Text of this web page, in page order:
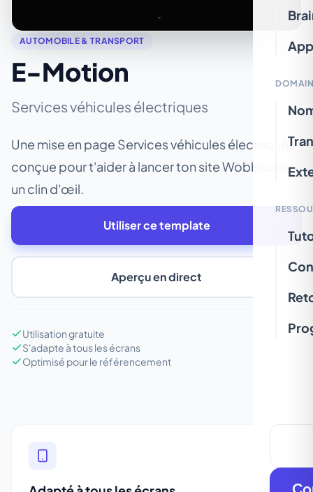
AUTOMOBILE & TRANSPORT
E-Motion
Services véhicules électriques
Une mise en page Services véhicules électriques
conçue pour t'aider à lancer ton site Wobbio en
un clin d'œil.
Utiliser ce template
Aperçu en direct
Utilisation gratuite
S'adapte à tous les écrans
Optimisé pour le référencement